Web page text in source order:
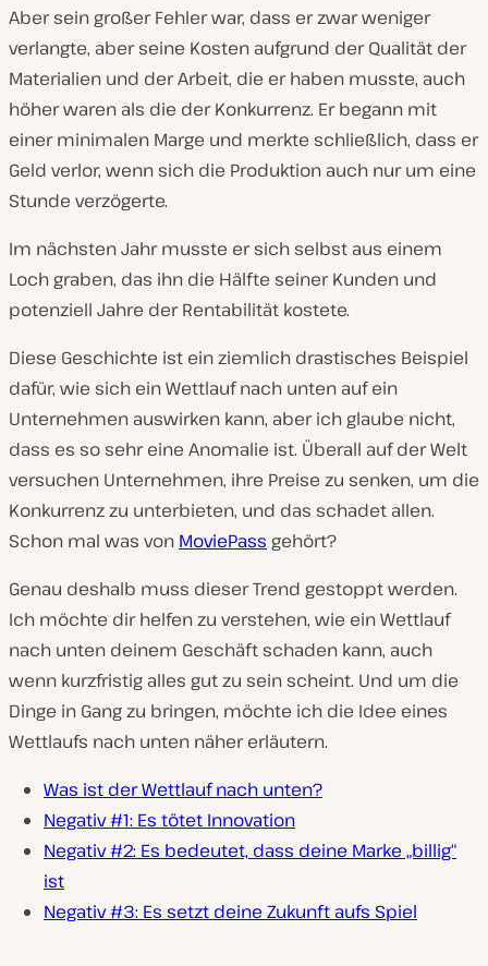
Aber sein großer Fehler war, dass er zwar weniger
verlangte, aber seine Kosten aufgrund der Qualität der
Materialien und der Arbeit, die er haben musste, auch
höher waren als die der Konkurrenz. Er begann mit
einer minimalen Marge und merkte schließlich, dass er
Geld verlor, wenn sich die Produktion auch nur um eine
Stunde verzögerte.
Im nächsten Jahr musste er sich selbst aus einem
Loch graben, das ihn die Hälfte seiner Kunden und
potenziell Jahre der Rentabilität kostete.
Diese Geschichte ist ein ziemlich drastisches Beispiel
dafür, wie sich ein Wettlauf nach unten auf ein
Unternehmen auswirken kann, aber ich glaube nicht,
dass es so sehr eine Anomalie ist. Überall auf der Welt
versuchen Unternehmen, ihre Preise zu senken, um die
Konkurrenz zu unterbieten, und das schadet allen.
Schon mal was von MoviePass gehört?
Genau deshalb muss dieser Trend gestoppt werden.
Ich möchte dir helfen zu verstehen, wie ein Wettlauf
nach unten deinem Geschäft schaden kann, auch
wenn kurzfristig alles gut zu sein scheint. Und um die
Dinge in Gang zu bringen, möchte ich die Idee eines
Wettlaufs nach unten näher erläutern.
Was ist der Wettlauf nach unten?
Negativ #1: Es tötet Innovation
Negativ #2: Es bedeutet, dass deine Marke „billig“
ist
Negativ #3: Es setzt deine Zukunft aufs Spiel